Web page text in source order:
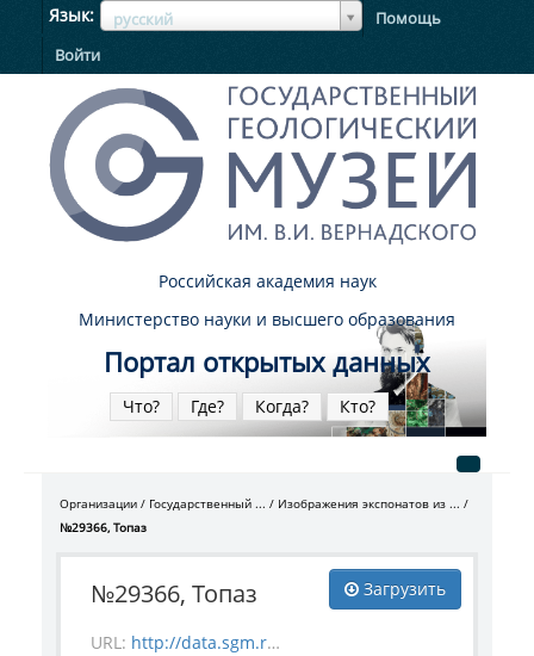
Язык русский
ЯзыкЯзык
Помощь
Войти
Российская академия наук
Министерство науки и высшего образования
Портал открытых данных
Что? Где? Когда? Кто?
Организации Государственный ...
Изображения экспонатов из ...
№29366, Топаз
Загрузить
№29366, Топаз
URL: http://data.sgm.ru/dataset/17744eed-27fa-4a9a-bc72-4e657fa570af/resource/1cc01593-a46f-4623-8b17-56cff1456c11/download/mineral_29366.jpg